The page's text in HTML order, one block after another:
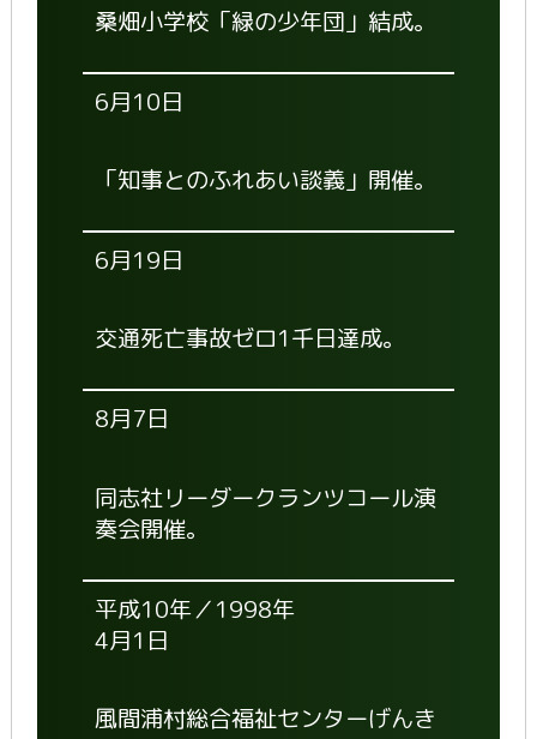
桑畑小学校「緑の少年団」結成。
6月10日
「知事とのふれあい談義」開催。
6月19日
交通死亡事故ゼロ1千日達成。
8月7日
同志社リーダークランツコール演
奏会開催。
平成10年／1998年
4月1日
風間浦村総合福祉センターげんき